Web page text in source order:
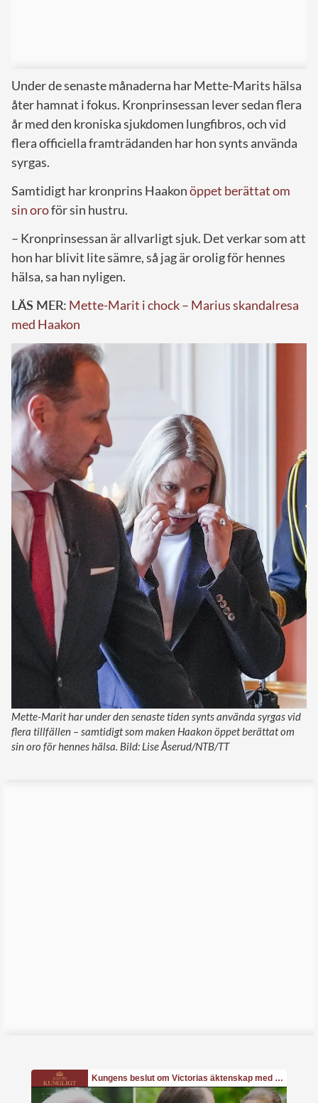
Under de senaste månaderna har Mette-Marits hälsa
åter hamnat i fokus. Kronprinsessan lever sedan flera
år med den kroniska sjukdomen lungfibros, och vid
flera officiella framträdanden har hon synts använda
syrgas.
Samtidigt har kronprins Haakonöppet berättat om
sin oroför sin hustru.
– Kronprinsessan är allvarligt sjuk. Det verkar som att
hon har blivit lite sämre, så jag är orolig för hennes
hälsa, sa han nyligen.
LÄS MER: Mette-Marit i chock – Marius skandalresa
med Haakon
Mette-Marit har under den senaste tiden synts använda syrgas vid
flera tillfällen – samtidigt som maken Haakon öppet berättat om
sin oro för hennes hälsa. Bild: Lise Åserud/NTB/TT